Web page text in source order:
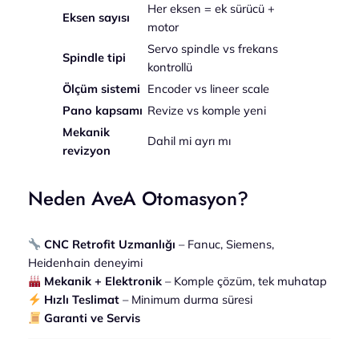
Eksen sayısı
Her eksen = ek sürücü +
motor
Spindle tipi
Servo spindle vs frekans
kontrollü
Ölçüm sistemi Encoder vs lineer scale
Pano kapsamı Revize vs komple yeni
Mekanik
revizyon
Dahil mi ayrı mı
Neden AveA Otomasyon?
CNC Retrofit Uzmanlığı – Fanuc, Siemens,
Heidenhain deneyimi
Mekanik + Elektronik – Komple çözüm, tek muhatap
Hızlı Teslimat – Minimum durma süresi
Garanti ve Servis